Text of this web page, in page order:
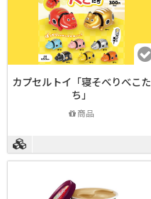
カプセルトイ「寝そべりべこた
ち」
商品